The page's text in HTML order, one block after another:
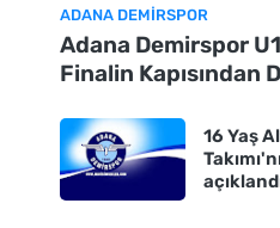
ADANA DEMIRSPOR
Adana Demirspor
Finalin Kapısından
16 Yaş